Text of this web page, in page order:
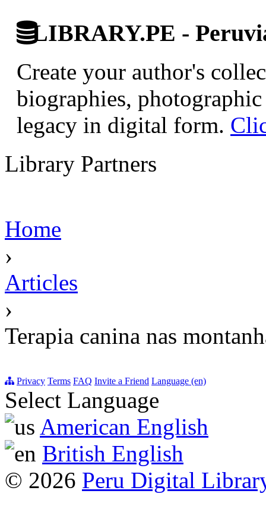
LIBRARY.PE -
Create your author's
biographies,
legacy in digital form.
Library Partners
Home
›
Articles
›
Terapia canina nas
Privacy Terms FAQ Invite a Friend Language (en)
Select Language
American English
British English
© 2026 Peru Digital